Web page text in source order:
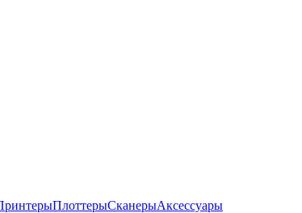
ПлоттерыСканерыАксессуары